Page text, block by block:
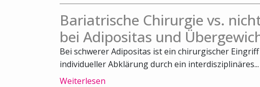
Bariatrische Chirurgie vs.
bei Adipositas und
Bei schwerer Adipositas ist ein chirurgischer
individueller Abklärung durch ein interdisziplinäres...
Weiterlesen